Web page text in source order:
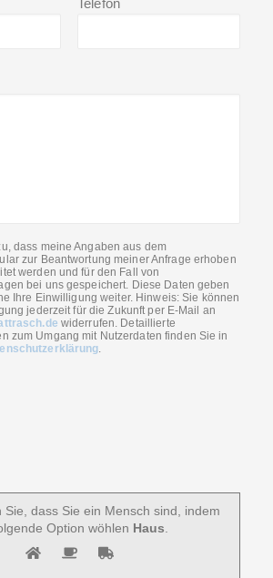
Telefon
dass meine Angaben aus dem
zur Beantwortung meiner Anfrage erhoben
werden und für den Fall von
bei uns gespeichert. Diese Daten geben
Ihre Einwilligung weiter. Hinweis: Sie können
jederzeit für die Zukunft per E-Mail an
widerrufen. Detaillierte
zum Umgang mit Nutzerdaten finden Sie in
.
Sie, dass Sie ein Mensch sind, indem
Option wöhlen Haus